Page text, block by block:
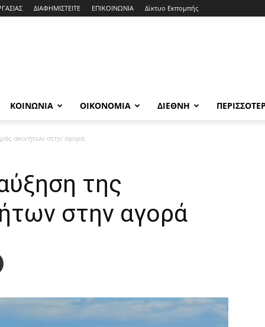
ΔΙΑΦΗΜΙΣΤΕΙΤΕ ΕΠΙΚΟΙΝΩΝΙΑ Δίκτυο Εκπομπής
ΚΟΙΝΩΝΙΑ ΟΙΚΟΝΟΜΙΑ ΔΙΕΘΝΗ
ακινήτων στην αγορά
της
στην αγορά